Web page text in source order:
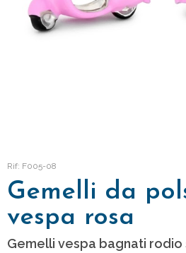
Rif: F005-08
Gemelli da
vespa rosa
Gemelli vespa bagnati rodio